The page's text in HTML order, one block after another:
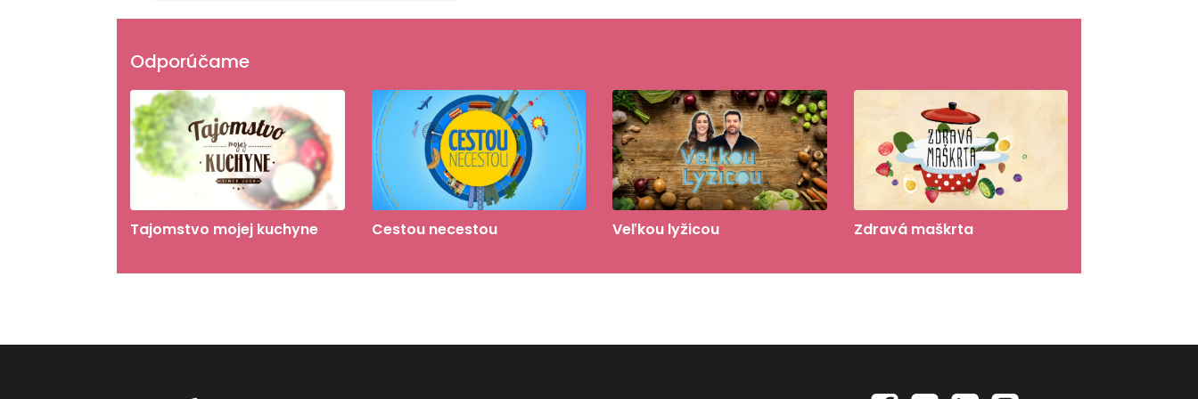
Odporúčame
Tajomstvo mojej kuchyne Cestou necestou Veľkou lyžicou Zdravá maškrta